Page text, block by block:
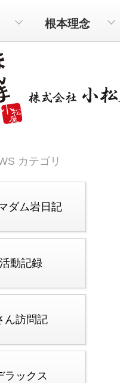
根本理念
カテゴリ
ダム岩日記
動記録
ん訪問記
ラックス